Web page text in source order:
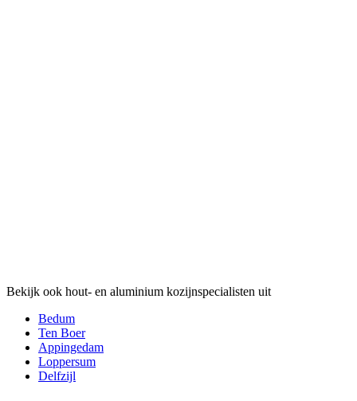
Bekijk ook hout- en aluminium kozijnspecialisten uit
Bedum
Ten Boer
Appingedam
Loppersum
Delfzijl